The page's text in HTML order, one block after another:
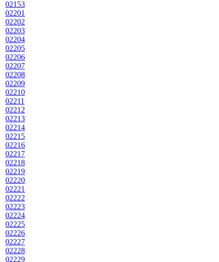
02153
02201
02202
02203
02204
02205
02206
02207
02208
02209
02210
02211
02212
02213
02214
02215
02216
02217
02218
02219
02220
02221
02222
02223
02224
02225
02226
02227
02228
02229